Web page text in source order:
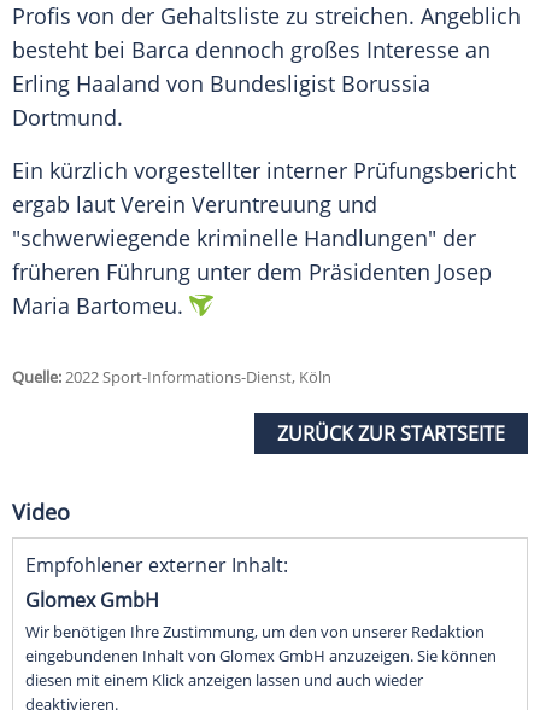
Profis von der Gehaltsliste zu streichen. Angeblich
besteht bei Barca dennoch großes Interesse an
Erling Haaland von Bundesligist Borussia
Dortmund.
Ein kürzlich vorgestellter interner Prüfungsbericht
ergab laut Verein Veruntreuung und
"schwerwiegende kriminelle Handlungen" der
früheren Führung unter dem Präsidenten Josep
Maria Bartomeu.
Quelle:2022 Sport-Informations-Dienst, Köln
ZURÜCK ZUR STARTSEITE
Video
Empfohlener externer Inhalt:
Glomex GmbH
Wir benötigen Ihre Zustimmung, um den von unserer Redaktion
eingebundenen Inhalt von Glomex GmbH anzuzeigen. Sie können
diesen mit einem Klick anzeigen lassen und auch wieder
deaktivieren.